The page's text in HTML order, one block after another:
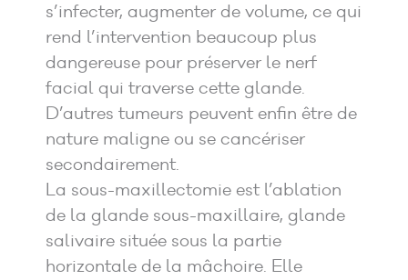
s’infecter, augmenter de volume, ce qui
rend l’intervention beaucoup plus
dangereuse pour préserver le nerf
facial qui traverse cette glande.
D’autres tumeurs peuvent enfin être de
nature maligne ou se cancériser
secondairement.
La sous-maxillectomie est l’ablation
de la glande sous-maxillaire, glande
salivaire située sous la partie
horizontale de la mâchoire. Elle